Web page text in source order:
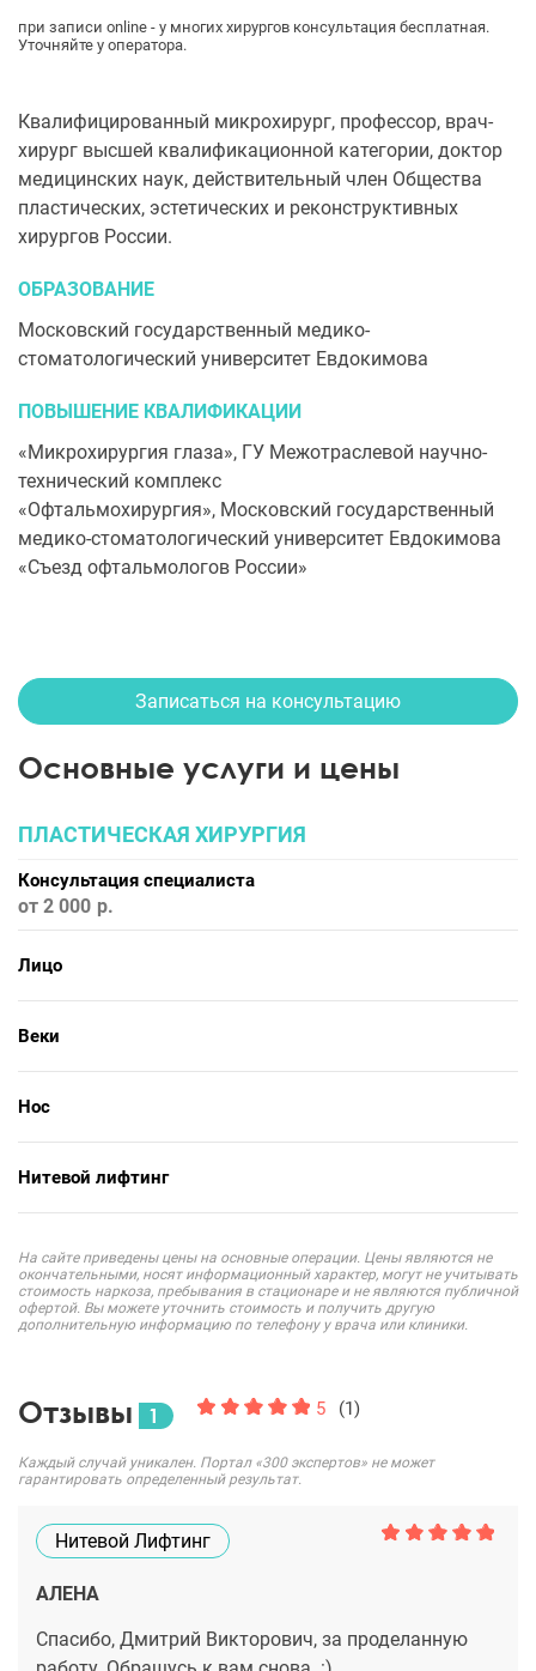
при записи online - у многих хирургов консультация бесплатная.
Уточняйте у оператора.
Квалифицированный микрохирург, профессор, врач-
хирург высшей квалификационной категории, доктор
медицинских наук, действительный член Общества
пластических, эстетических и реконструктивных
хирургов России.
ОБРАЗОВАНИЕ
Московский государственный медико-
стоматологический университет Евдокимова
ПОВЫШЕНИЕ КВАЛИФИКАЦИИ
«Микрохирургия глаза», ГУ Межотраслевой научно-
технический комплекс
«Офтальмохирургия», Московский государственный
медико-стоматологический университет Евдокимова
«Съезд офтальмологов России»
Записаться на консультацию
Основные услуги и цены
ПЛАСТИЧЕСКАЯ ХИРУРГИЯ
Консультация специалиста
от 2 000
Лицо
Веки
Нос
Нитевой лифтинг
На сайте приведены цены на основные операции. Цены являются не
окончательными, носят информационный характер, могут не учитывать
стоимость наркоза, пребывания в стационаре и не являются публичной
офертой. Вы можете уточнить стоимость и получить другую
дополнительную информацию по телефону у врача или клиники.
Отзывы 1 5 (1)
Каждый случай уникален. Портал «300 экспертов» не может
гарантировать определенный результат.
Нитевой Лифтинг
АЛЕНА
Спасибо, Дмитрий Викторович, за проделанную